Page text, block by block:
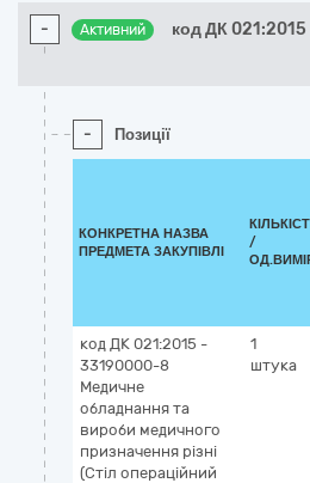
- Активний код ДК
- Позиції
КОНКРЕТНА НАЗВА
ПРЕДМЕТА ЗАКУПІВЛІ
/
код ДК 021:2015 -
33190000-8
Медичне
обладнання та
вироби медичного
призначення різні
(Стіл операційний
1
штука